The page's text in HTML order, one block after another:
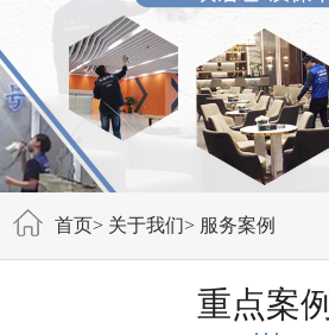
首页> 关于我们> 服务案例
重点案例